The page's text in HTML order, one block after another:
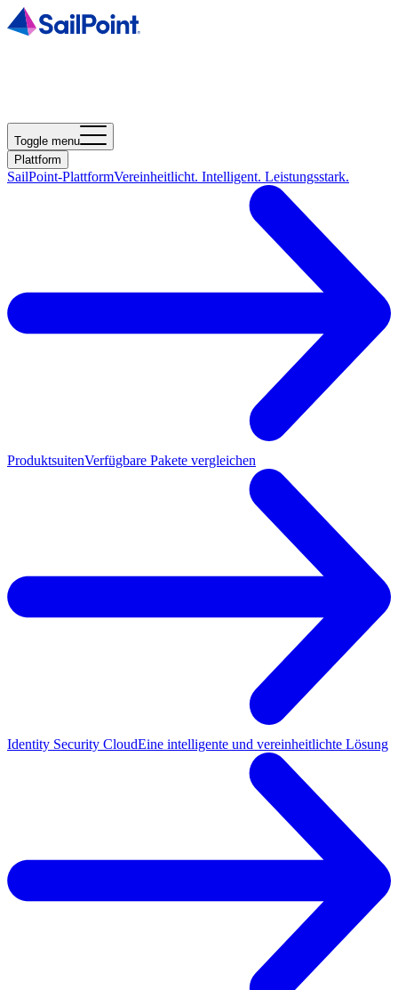
Toggle menu
Plattform
SailPoint-PlattformVereinheitlicht. Intelligent. Leistungsstark.
ProduktsuitenVerfügbare Pakete vergleichen
Identity Security CloudEine intelligente und vereinheitlichte Lösung